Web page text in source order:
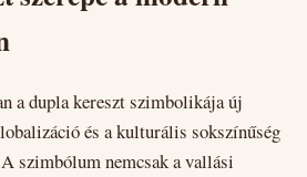
a dupla kereszt szimbolikája új
és a kulturális sokszínűség
szimbólum nemcsak a vallási